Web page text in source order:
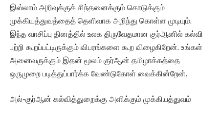
இஸ்லாம் அறிவுக்குக் சிந்தனைக்கும் கொடுக்கும்
முக்கியத்துவத்தைத் தெளிவாக அறிந்து கொள்ள முடியும்.
இந்த வாசிப்பு தினத்தில் உலக திருவேதமான குர்ஆனில் கல்வி
பற்றி கூறப்பட்டிருக்கும் விபரங்களை கூற விழைகிறேன். உங்கள்
அனைவருக்கும் இதன் மூலம் குர்ஆன் தமிழாக்கத்தை
ஒருமுறை படித்துப்பார்க்க வேண்டுகோள் வைக்கின்றேன்.
அல்-குர்ஆன் கல்வித்துறைக்கு அளிக்கும் முக்கியத்துவம்